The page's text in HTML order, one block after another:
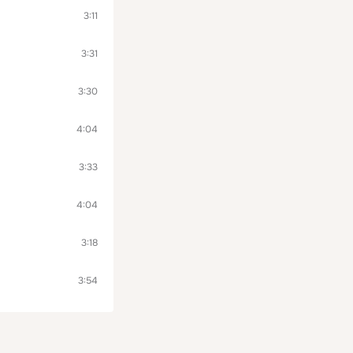
3:11
3:31
3:30
4:04
3:33
4:04
3:18
3:54